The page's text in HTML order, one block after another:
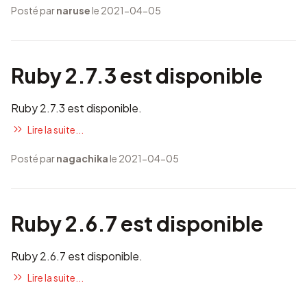
Posté parnaruse le 2021-04-05
Ruby 2.7.3 est disponible
Ruby 2.7.3 est disponible.
Lire la suite...
Posté parnagachika le 2021-04-05
Ruby 2.6.7 est disponible
Ruby 2.6.7 est disponible.
Lire la suite...